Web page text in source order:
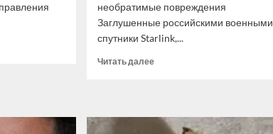
необратимые повреждения
Заглушенные российскими военными
спутники Starlink,...
Читать далееПрочитать
Россия